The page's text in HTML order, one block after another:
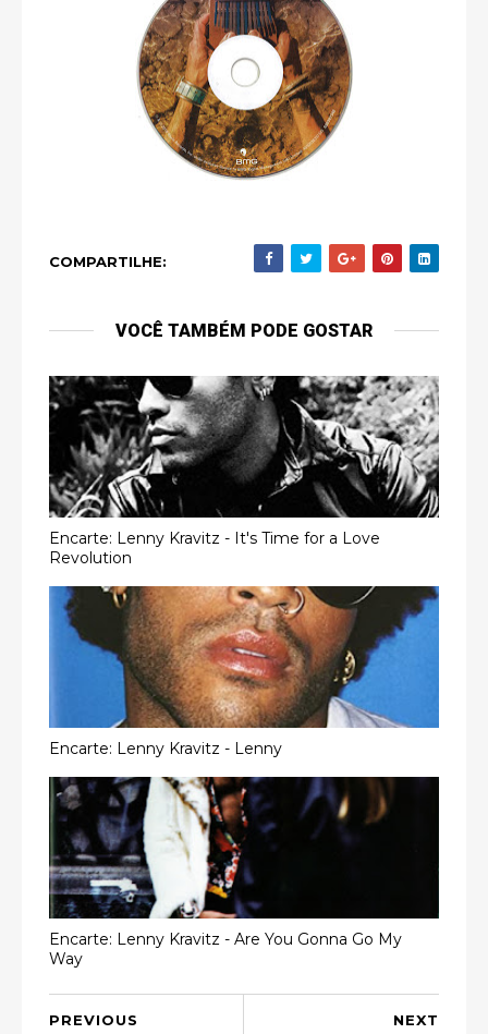
COMPARTILHE:
VOCÊ TAMBÉM PODE GOSTAR
Encarte: Lenny Kravitz - It's Time for a Love
Revolution
Encarte: Lenny Kravitz - Lenny
Encarte: Lenny Kravitz - Are You Gonna Go My
Way
NEXT
PREVIOUS